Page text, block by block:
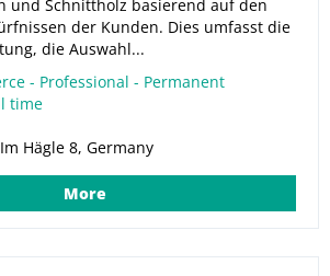
und Schnittholz basierend auf den
der Kunden. Dies umfasst die
die Auswahl...
- Professional - Permanent
time
Hägle 8, Germany
More